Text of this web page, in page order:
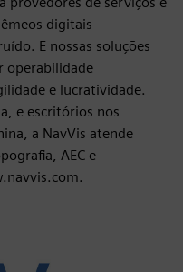
digitais
E nossas soluções
operabilidade
e lucratividade.
e escritórios nos
a NavVis atende
AEC e